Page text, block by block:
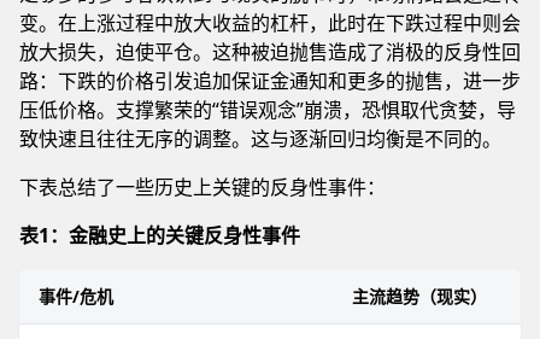
变。在上涨过程中放大收益的杠杆，此时在下跌过程中则会
放大损失，迫使平仓。这种被迫抛售造成了消极的反身性回
路：下跌的价格引发追加保证金通知和更多的抛售，进一步
压低价格。支撑繁荣的“错误观念”崩溃，恐惧取代贪婪，导
致快速且往往无序的调整。这与逐渐回归均衡是不同的。
下表总结了一些历史上关键的反身性事件：
表1：金融史上的关键反身性事件
事件/危机 主流趋势（现实）